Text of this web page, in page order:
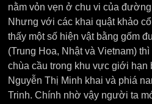
nằm vỏn vẹn ở chu vi của
Nhưng với các khai quật khảo
thấy một số hiện vật bằng gốm
(Trung Hoa, Nhật và Vietnam)
chùa cầu trong khu vực giới
Nguyễn Thị Minh khai và phiá
Trinh. Chính nhờ vậy người ta